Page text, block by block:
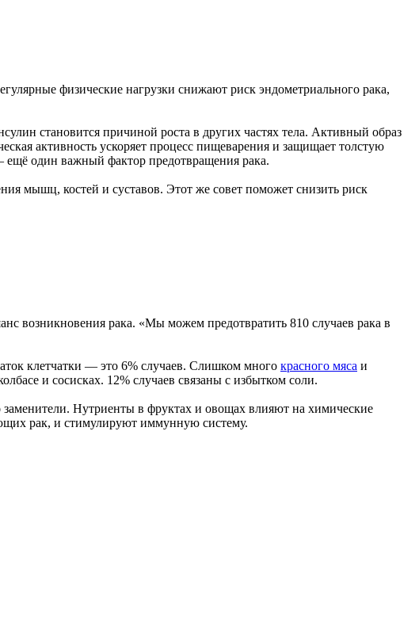
физические нагрузки снижают риск эндометриального рака,
становится причиной роста в других частях тела. Активный образ
активность ускоряет процесс пищеварения и защищает толстую
ещё один важный фактор предотвращения рака.
мышц, костей и суставов. Этот же совет поможет снизить риск
возникновения рака. «Мы можем предотвратить 810 случаев рака в
клетчатки — это 6% случаев. Слишком много красного мяса и
и сосисках. 12% случаев связаны с избытком соли.
Нутриенты в фруктах и овощах влияют на химические
рак, и стимулируют иммунную систему.